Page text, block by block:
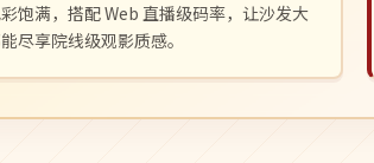
饱满，搭配 Web 直播级码率，让沙发大
尽享院线级观影质感。